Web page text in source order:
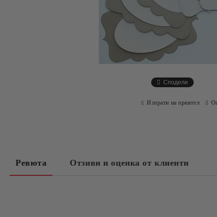
Сподели
Изпрати на приятел
Ревюта Отзиви и оценка от клиенти